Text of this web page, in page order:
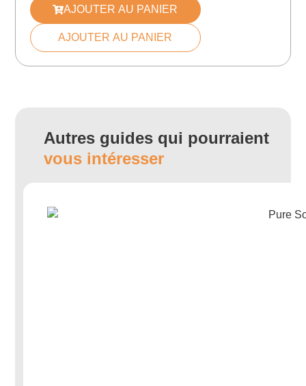
AJOUTER AU PANIER
AJOUTER AU PANIER
Autres guides qui pourraient
vous intéresser